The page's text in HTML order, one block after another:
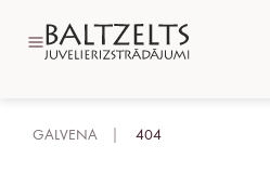
GALVENA 404